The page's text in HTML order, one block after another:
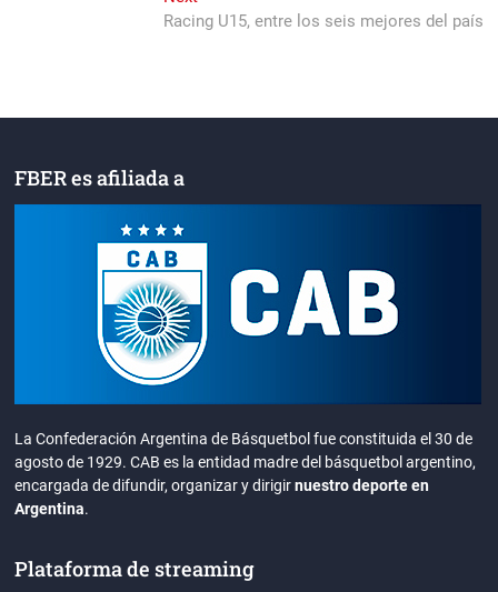
post:
Racing U15, entre los seis mejores del país
FBER es afiliada a
La Confederación Argentina de Básquetbol fue constituida el 30 de
agosto de 1929. CAB es la entidad madre del básquetbol argentino,
encargada de difundir, organizar y dirigirnuestro deporte en
Argentina.
Plataforma de streaming